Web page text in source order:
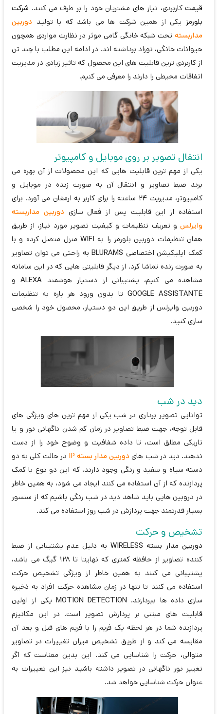
قیمت کاربردی، نیاز های مشتریان خود را بر طرف می کنند. شرکت
بلورمز یکی از همین شرکت ها می باشد که با تولید دوربین
مداربسته تحت شبکه خانگی گامی موثر در نظارت مواردی همچون
حیوانات خانگی، نوزاد برداشته اند. در ادامه این مطلب با چند تن
از کاربردی ترین قابلیت های این محصول که تاثیر زیادی در مدیریت
اتفاقات محیطی را دارند را معرفی می کنیم.
انتقال تصویر بر روی موبایل و کامپیوتر
یکی از مهم ترین قابلیت هایی که این محصولات از آن بهره می
برند ضبط تصاویر و انتقال آن به صورت زنده در موبایل و
کامپیوتر، مدیریت 24 ساعته را برای کاربر به ارمغان می آورد. برای
استفاده از این قابلیت پس از فعال سازی دوربین مداربسته
وایرلس و تعریف تنظیمات و کیفیت تصویر مورد نیاز، از طریق
همان تنظیمات دوربین بلورمز را بهWIFI منزل متصل کرده و با
کمک اپلیکیشن اختصاصی BLURAMSبه راحتی می توان تصاویر
به صورت زنده تماشا کرد. از دیگر قابلیتی هایی که در این سامانه
مشاهده می کنیم، پشتیبانی از دستیار هوشمند ALEXAو
GOOGLE ASSISTANTE تا بدون ورود هر باره به تنظیمات
دوربین وایرلس از طریق این دو دستیار، محصول خود را شخصی
سازی کنید.
دید در شب
توانایی تصویر برداری در شب یکی از مهم ترین های ویژگی های
قابل توجه، جهت ضبط تصاویر در زمان کم شدن ناگهانی نور و یا
تاریکی مطلق است، تا داده شفافیت و وضوح خود را از دست
ندهند. دید در شب های دوربین مدار بسته IP
در حالت کلی به دو
دسته سیاه و سفید و رنگی وجود دارند، که این دو نوع با کمک
پردازنده که از آن استفاده می کنند ایجاد می شود، به همین خاطر
در دروبین هایی باید شاهد دید در شب رنگی باشیم که از سنسور
بسیار قدرتمند جهت پردازش در شب روز استفاده می کند.
تشخیص و حرکت
دوربین مدار بسته WIRELESS
به دلیل عدم پشتیبانی از ضبط
کننده تصاویر از حافظه کمتری که نهایتا تا 128 گیگ می باشد،
پشتیبانی می کنند به همین خاطر از ویژگی تشخیص حرکت
استفاده می کنند تا تنها در زمان مشاهده حرکت افراد به ذخیره
سازی داده ها بپردازند. MOTION DETECTION یکی از اولین
قابلیت های مبتنی بر پردازش تصویر است. در این مکانیزم
پردازنده شما در هر لحظه یک فریم را با فریم های قبل و بعد آن
مقایسه می کند و از طریق تشخیص میزان تغییرات در تصاویر
متوالی، حرکت را شناسایی می کند. این بدین معناست که اگر
تغییر نور ناگهانی در تصویر داشته باشید نیز این تغییرات به
عنوان حرکت شناسایی خواهد شد.